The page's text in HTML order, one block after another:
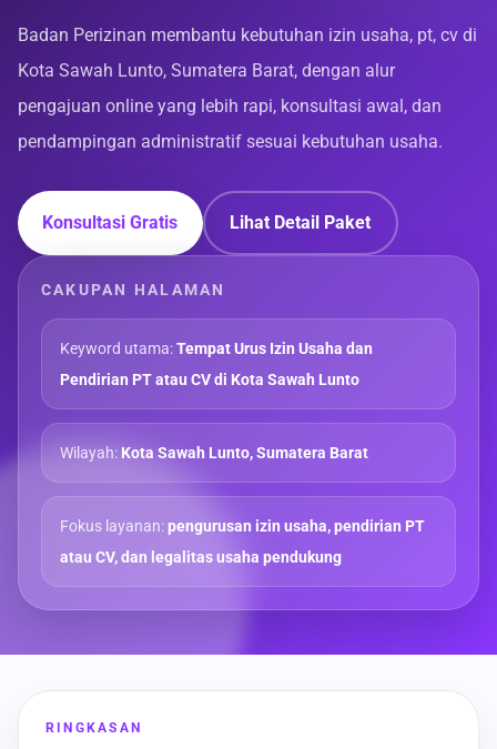
Badan Perizinan membantu kebutuhan izin usaha, pt, cv di
Kota Sawah Lunto, Sumatera Barat, dengan alur
pengajuan online yang lebih rapi, konsultasi awal, dan
pendampingan administratif sesuai kebutuhan usaha.
Konsultasi Gratis Lihat Detail Paket
CAKUPAN HALAMAN
Keyword utama:Tempat Urus Izin Usaha dan
Pendirian PT atau CV di Kota Sawah Lunto
Wilayah:Kota Sawah Lunto, Sumatera Barat
Fokus layanan:pengurusan izin usaha, pendirian PT
atau CV, dan legalitas usaha pendukung
RINGKASAN